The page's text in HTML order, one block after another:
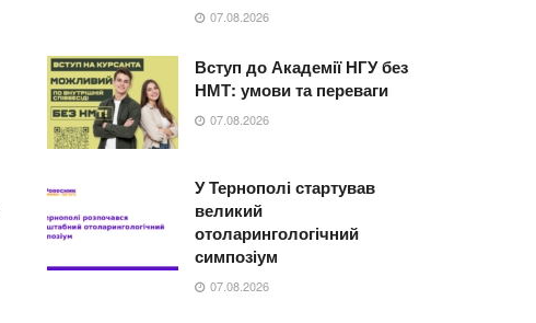
07.08.2026
Вступ до Академії НГУ без
НМТ: умови та переваги
07.08.2026
У Тернополі стартував
великий
отоларингологічний
симпозіум
07.08.2026